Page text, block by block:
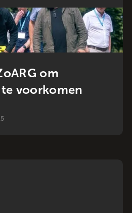
om
voorkomen